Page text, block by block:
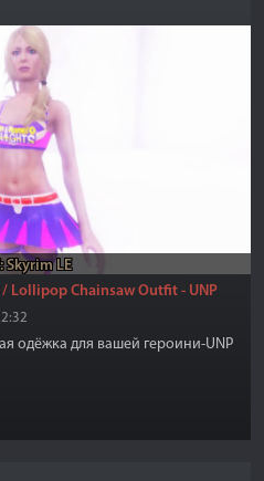
Skyrim LE
Lollipop Chainsaw Outfit - UNP
одёжка для вашей героини-UNP